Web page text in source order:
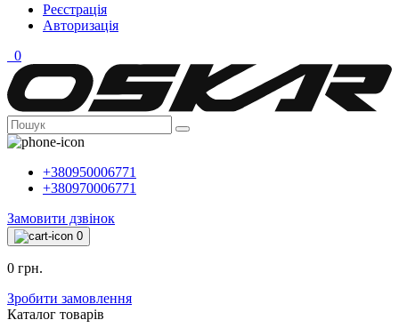
Реєстрація
Авторизація
0
+380950006771
+380970006771
Замовити дзвінок
0
0 грн.
Зробити замовлення
Каталог товарiв